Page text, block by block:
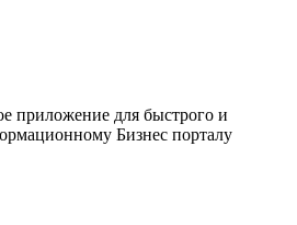
приложение для быстрого и
Бизнес порталу